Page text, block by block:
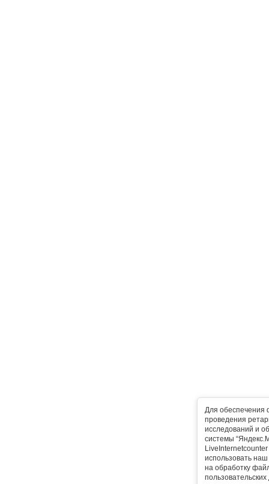
Для обеспечения
проведения
исследований и
системы
использовать
на обработку